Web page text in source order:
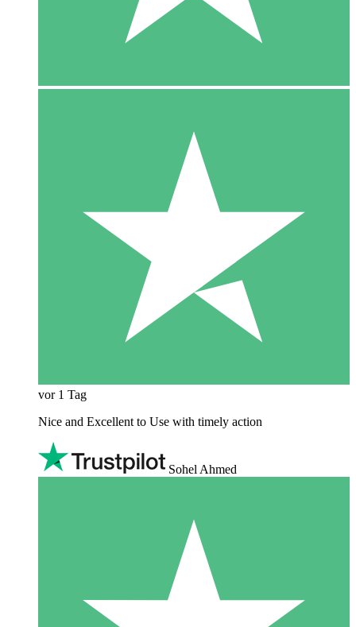
vor 1 Tag
Nice and Excellent to Use with timely action
Sohel Ahmed